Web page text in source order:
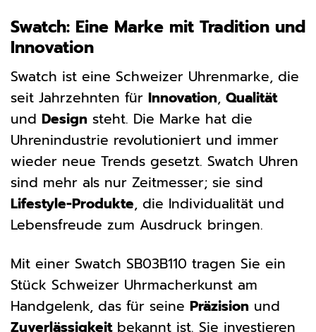
Swatch: Eine Marke mit Tradition und
Innovation
Swatch ist eine Schweizer Uhrenmarke, die
seit Jahrzehnten für Innovation, Qualität
und Design steht. Die Marke hat die
Uhrenindustrie revolutioniert und immer
wieder neue Trends gesetzt. Swatch Uhren
sind mehr als nur Zeitmesser; sie sind
Lifestyle-Produkte, die Individualität und
Lebensfreude zum Ausdruck bringen.
Mit einer Swatch SB03B110 tragen Sie ein
Stück Schweizer Uhrmacherkunst am
Handgelenk, das für seine Präzision und
Zuverlässigkeitbekannt ist. Sie investieren